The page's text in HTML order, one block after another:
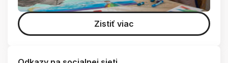
Zistiť viac